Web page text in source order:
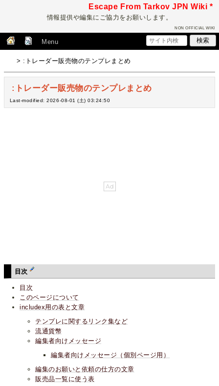
Escape From Tarkov JPN Wiki *
情報提供や編集にご協力をお願いします。
NON OFFICIAL WIKI
Menu
> :トレーダー販売物のテンプレまとめ
:トレーダー販売物のテンプレまとめ
Last-modified: 2026-08-01 (土) 03:24:50
目次
目次
このページについて
includex用の表と文章
テンプレに関するリンク集など
流通貨幣
編集者向けメッセージ
編集者向けメッセージ（個別ページ用）
編集のお願いと依頼の仕方の文章
販売品一覧に使う表